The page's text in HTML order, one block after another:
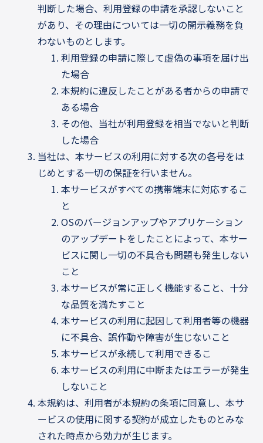
判断した場合、利用登録の申請を承認しないこと
があり、その理由については一切の開示義務を負
わないものとします。
利用登録の申請に際して虚偽の事項を届け出
た場合
本規約に違反したことがある者からの申請で
ある場合
その他、当社が利用登録を相当でないと判断
した場合
当社は、本サービスの利用に対する次の各号をは
じめとする一切の保証を行いません。
本サービスがすべての携帯端末に対応するこ
と
OSのバージョンアップやアプリケーション
のアップデートをしたことによって、本サー
ビスに関し一切の不具合も問題も発生しない
こと
本サービスが常に正しく機能すること、十分
な品質を満たすこと
本サービスの利用に起因して利用者等の機器
に不具合、誤作動や障害が生じないこと
本サービスが永続して利用できるこ
本サービスの利用に中断またはエラーが発生
しないこと
本規約は、利用者が本規約の条項に同意し、本サ
ービスの使用に関する契約が成立したものとみな
された時点から効力が生じます。